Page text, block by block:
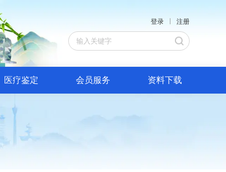
登录 注册
医疗鉴定 会员服务 资料下载